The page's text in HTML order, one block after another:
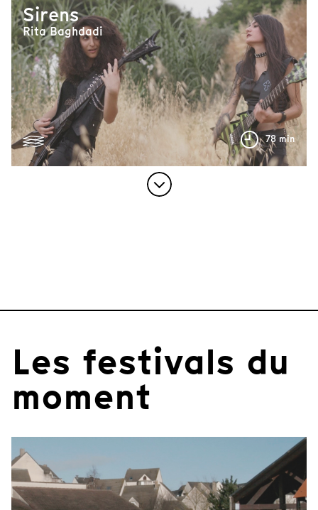
Sirens
Rita Baghdadi
78 min
Les festivals du
moment